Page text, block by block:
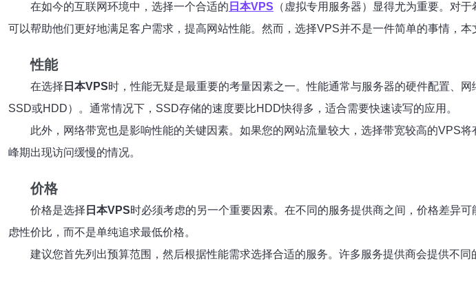
在如今的互联网环境中，选择一个合适的 日本VPS （虚拟专用服务器）显得尤为重要。对
可以帮助他们更好地满足客户需求，提高网站性能。然而，选择VPS并不是一件简单的事情，本
性能
在选择 日本VPS时，性能无疑是最重要的考量因素之一。性能通常与服务器的硬件配置、
SSD或HDD）。通常情况下，SSD存储的速度要比HDD快得多，适合需要快速读写的应用。
此外，网络带宽也是影响性能的关键因素。如果您的网站流量较大，选择带宽较高的VPS
峰期出现访问缓慢的情况。
价格
价格是选择 日本VPS时必须考虑的另一个重要因素。在不同的服务提供商之间，价格差异
虑性价比，而不是单纯追求最低价格。
建议您首先列出预算范围，然后根据性能需求选择合适的服务。许多服务提供商会提供不